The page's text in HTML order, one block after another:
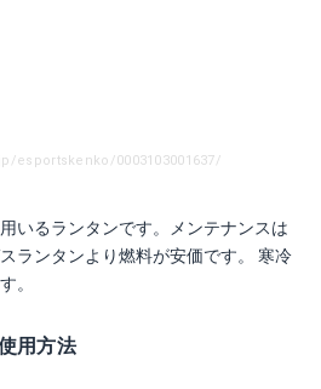
esportskenko/0003103001637/
いるランタンです。メンテナンスは
ランタンより燃料が安価です。 寒冷
。
用方法